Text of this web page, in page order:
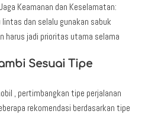
Keamanan dan Keselamatan:
dan selalu gunakan sabuk
harus jadi prioritas utama selama
Sesuai Tipe
, pertimbangkan tipe perjalanan
rekomendasi berdasarkan tipe